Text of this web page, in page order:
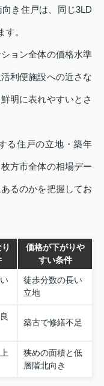
き住戸は、同じ3LD
。
ョン全体の価格水準
利便施設への近さな
明に表れやすいとさ
る住戸の立地・築年
方市全体の相場デー
るのかを把握してお
価格が下がりや
すい条件
徒歩分数の長い
立地
築古で修繕不足
狭めの面積と低
層階北向き